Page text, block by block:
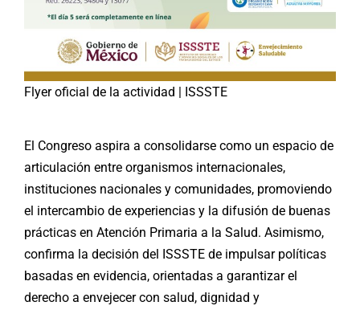
Flyer oficial de la actividad | ISSSTE
El Congreso aspira a consolidarse como un espacio de
articulación entre organismos internacionales,
instituciones nacionales y comunidades, promoviendo
el intercambio de experiencias y la difusión de buenas
prácticas en Atención Primaria a la Salud. Asimismo,
confirma la decisión del ISSSTE de impulsar políticas
basadas en evidencia, orientadas a garantizar el
derecho a envejecer con salud, dignidad y